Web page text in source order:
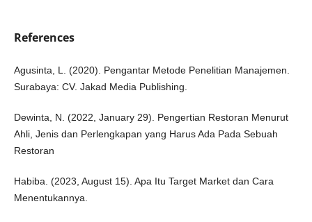
References
Agusinta, L. (2020). Pengantar Metode Penelitian Manajemen.
Surabaya: CV. Jakad Media Publishing.
Dewinta, N. (2022, January 29). Pengertian Restoran Menurut
Ahli, Jenis dan Perlengkapan yang Harus Ada Pada Sebuah
Restoran
Habiba. (2023, August 15). Apa Itu Target Market dan Cara
Menentukannya.